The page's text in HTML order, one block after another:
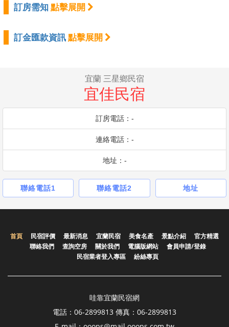
訂房需知 點擊展開
訂金匯款資訊 點擊展開
宜蘭 三星鄉民宿
宜佳民宿
訂房電話：-
連絡電話：-
地址：-
聯絡電話1 聯絡電話2 地址
首頁 民宿評價 最新消息 宜蘭民宿 美食名產 景點介紹
官方精選
聯絡我們
查詢空房 關於我們 電腦版網站
會員申請/登錄
民宿業者登入專區
紛絲專頁
哇靠宜蘭民宿網
電話：06-2899813 傳真：06-2899813